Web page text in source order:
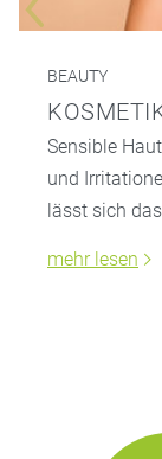
BEAUTY
Sensible
und
lässt sich
mehr lesen